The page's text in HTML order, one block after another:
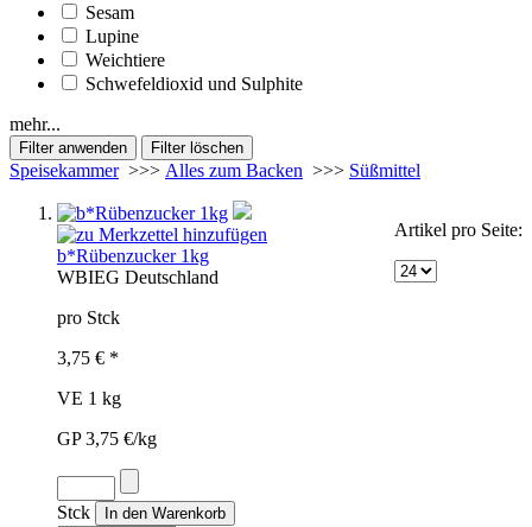
Sesam
Lupine
Weichtiere
Schwefeldioxid und Sulphite
mehr...
Speisekammer >>> Alles zum Backen >>> Süßmittel
Artikel pro Seite:
b*Rübenzucker 1kg
WBIEG Deutschland
pro Stck
3,75 € *
VE 1 kg
GP 3,75 €/kg
Stck